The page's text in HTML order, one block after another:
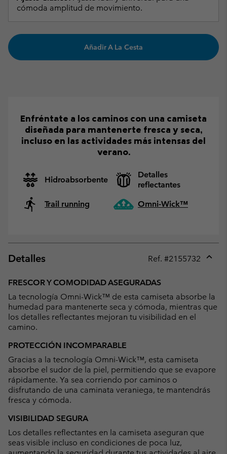
cómoda amplitud de movimiento.
Añadir A La Cesta
Enfréntate a los caminos con una camiseta
diseñada para mantenerte fresca y seca,
incluso en las actividades más intensas del
verano.
Hidroabsorbente
Detalles
reflectantes
Trail running
Omni-Wick™
Detalles Ref. #2155732
FRESCOR Y COMODIDAD ASEGURADAS
La tecnología Omni-Wick™ de esta camiseta absorbe la
humedad para mantenerte seca y cómoda, mientras que
los detalles reflectantes mejoran tu visibilidad en el
camino.
PROTECCIÓN INCOMPARABLE
Gracias a la tecnología Omni-Wick™, esta camiseta
absorbe el sudor de la piel, permitiendo que se evapore
rápidamente. Ya sea corriendo por caminos o
disfrutando de una caminata veraniega, te mantendrás
fresca y cómoda.
VISIBILIDAD SEGURA
Los detalles reflectantes en la camiseta aseguran que
seas visible incluso en condiciones de poca luz,